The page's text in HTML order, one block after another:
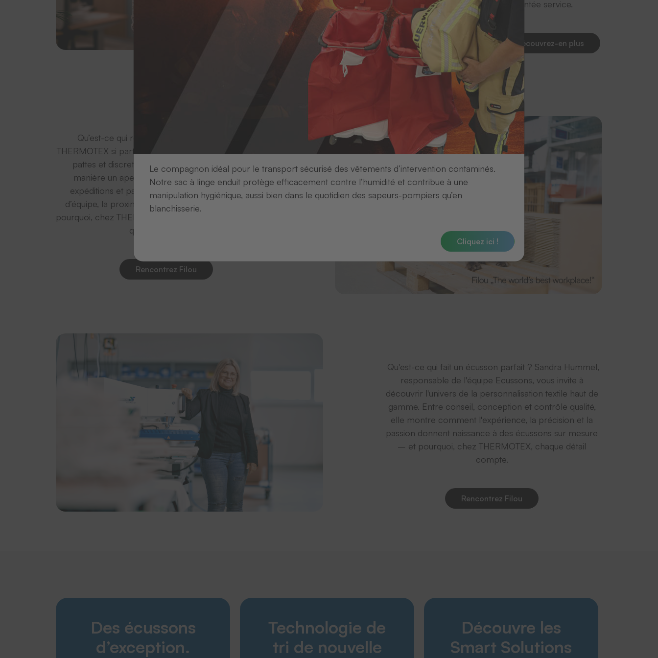
collaboration efficace et orientée service.
Ne manquez pas ces insights – découvrez-en plus
Qu’est-ce qui rend une journée de travail chez
THERMOTEX si particulière ? Filou, compagnon à quatre
pattes et discret chouchou de l’équipe, offre à sa
manière un aperçu du quotidien. Entre réunions,
expéditions et pauses au grand air, il révèle l’esprit
d’équipe, la proximité et l’humanité en coulisses – et
pourquoi, chez THERMOTEX, il n’y a pas que les humains
qui s’y sentent bien.
Rencontrez Filou
Qu'est-ce qui fait un écusson parfait ? Sandra Hummel,
responsable de l'équipe Ecussons, vous invite à
découvrir l'univers de la personnalisation textile haut de
gamme. Entre conseil, conception et contrôle qualité,
elle montre comment l'expérience, la précision et la
passion donnent naissance à des écussons sur mesure
– et pourquoi, chez THERMOTEX, chaque détail
compte.
Rencontrez Filou
Des écussons
d’exception.
Technologie de
tri de nouvelle
Découvre les
Smart Solutions
Produits
Entreprise
Service
Engagement
Politique environnementale
Entreprise
Le compagnon idéal pour le transport sécurisé des vêtements d’intervention contaminés.
Notre sac à linge enduit protège efficacement contre l’humidité et contribue à une
manipulation hygiénique, aussi bien dans le quotidien des sapeurs-pompiers qu’en
blanchisserie.
Cliquez ici !